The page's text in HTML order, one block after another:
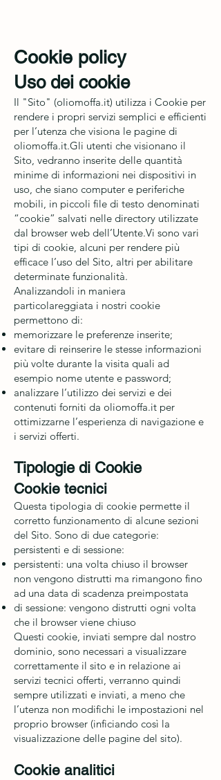
Cookie policy
Uso dei cookie
Il "Sito" (oliomoffa.it) utilizza i Cookie per
rendere i propri servizi semplici e efficienti
per l’utenza che visiona le pagine di
oliomoffa.it.Gli utenti che visionano il
Sito, vedranno inserite delle quantità
minime di informazioni nei dispositivi in
uso, che siano computer e periferiche
mobili, in piccoli file di testo denominati
“cookie” salvati nelle directory utilizzate
dal browser web dell’Utente.Vi sono vari
tipi di cookie, alcuni per rendere più
efficace l’uso del Sito, altri per abilitare
determinate funzionalità.
Analizzandoli in maniera
particolareggiata i nostri cookie
permettono di:
memorizzare le preferenze inserite;
evitare di reinserire le stesse informazioni
più volte durante la visita quali ad
esempio nome utente e password;
analizzare l’utilizzo dei servizi e dei
contenuti forniti da oliomoffa.it per
ottimizzarne l’esperienza di navigazione e
i servizi offerti.
Tipologie di Cookie
Cookie tecnici
Questa tipologia di cookie permette il
corretto funzionamento di alcune sezioni
del Sito. Sono di due categorie:
persistenti e di sessione:
persistenti: una volta chiuso il browser
non vengono distrutti ma rimangono fino
ad una data di scadenza preimpostata
di sessione: vengono distrutti ogni volta
che il browser viene chiuso
Questi cookie, inviati sempre dal nostro
dominio, sono necessari a visualizzare
correttamente il sito e in relazione ai
servizi tecnici offerti, verranno quindi
sempre utilizzati e inviati, a meno che
l’utenza non modifichi le impostazioni nel
proprio browser (inficiando così la
visualizzazione delle pagine del sito).
Cookie analitici